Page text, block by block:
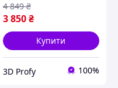
3 850₴
4 849 ₴
Купити
3D Profy 100%